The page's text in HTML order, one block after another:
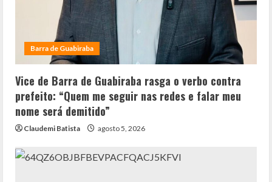
Barra de Guabiraba
Vice de Barra de Guabiraba rasga o verbo contra
prefeito: “Quem me seguir nas redes e falar meu
nome será demitido”
Claudemi Batista agosto 5, 2026